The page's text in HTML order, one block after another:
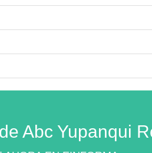
Abc Yupanqui